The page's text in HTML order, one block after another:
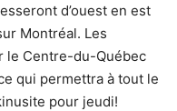
d’ouest en est
Montréal. Les
le Centre-du-Québec
qui permettra à tout le
pour jeudi!